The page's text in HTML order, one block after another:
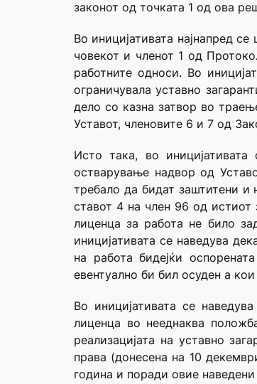
законот од точката 1 од ова
Во иницијативата најнапред
човекот и членот 1 од
работните односи. Во
ограничувала уставно
дело со казна затвор во
Уставот, членовите 6 и 7 од
Исто така, во
остварување надвор од
требало да бидат заштитени и
ставот 4 на член 96 од
лиценца за работа не било
иницијативата се наведува
на работа бидејќи
евентуално би бил осуден а
Во иницијативата се
лиценца во нееднаква
реализацијата на уставно
права (донесена на 10
година и поради овие